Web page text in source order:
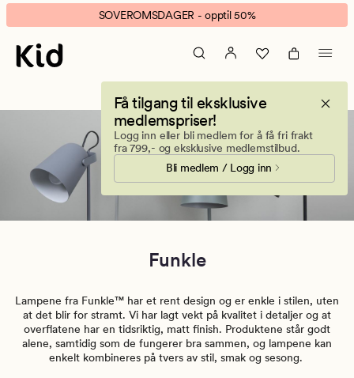
Funkle
lamper
Stilfull
banner.
Klikk
ESCAPE
å
SOVEROMSDAGER - opptil 50%
Få tilgang til eksklusive
medlemspriser!
Logg inn eller bli medlem for å få fri frakt
fra 799,- og eksklusive medlemstilbud.
Bli medlem / Logg inn
Funkle
Lampene fra Funkle™ har et rent design og er enkle i stilen, uten
at det blir for stramt. Vi har lagt vekt på kvalitet i detaljer og at
overflatene har en tidsriktig, matt finish. Produktene står godt
alene, samtidig som de fungerer bra sammen, og lampene kan
enkelt kombineres på tvers av stil, smak og sesong.